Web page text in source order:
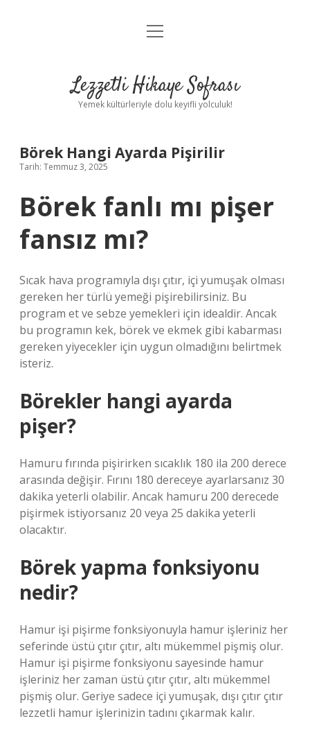
Anasayfa
Yasal Uyarı
menüyü
Lezzetli Hikaye Sofrası
Yemek kültürleriyle dolu keyifli yolculuk!
Börek Hangi Ayarda Pişirilir
Tarih: Temmuz 3, 2025
Börek fanlı mı pişer
fansız mı?
Sıcak hava programıyla dışı çıtır, içi yumuşak olması
gereken her türlü yemeği pişirebilirsiniz. Bu
program et ve sebze yemekleri için idealdir. Ancak
bu programın kek, börek ve ekmek gibi kabarması
gereken yiyecekler için uygun olmadığını belirtmek
isteriz.
Börekler hangi ayarda
pişer?
Hamuru fırında pişirirken sıcaklık 180 ila 200 derece
arasında değişir. Fırını 180 dereceye ayarlarsanız 30
dakika yeterli olabilir. Ancak hamuru 200 derecede
pişirmek istiyorsanız 20 veya 25 dakika yeterli
olacaktır.
Börek yapma fonksiyonu
nedir?
Hamur işi pişirme fonksiyonuyla hamur işleriniz her
seferinde üstü çıtır çıtır, altı mükemmel pişmiş olur.
Hamur işi pişirme fonksiyonu sayesinde hamur
işleriniz her zaman üstü çıtır çıtır, altı mükemmel
pişmiş olur. Geriye sadece içi yumuşak, dışı çıtır çıtır
lezzetli hamur işlerinizin tadını çıkarmak kalır.